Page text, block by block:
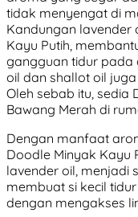
tidak menyengat di
Kandungan
Kayu Putih,
gangguan tidur pada
oil dan shallot oil
Oleh sebab itu, sedia
Bawang Merah di
Dengan manfaat
Doodle Minyak Kayu
lavender oil, menjadi
membuat si kecil
dengan mengakses